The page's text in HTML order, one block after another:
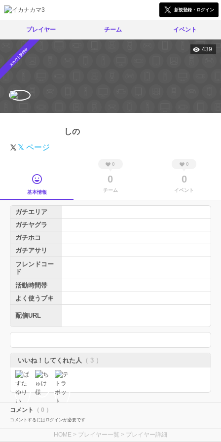
新規登録・ログイン
プレイヤー チーム イベント
スカウト受付中 439
しの
𝕏 ページ
基本情報
0
0
チーム
0
0
イベント
ガチエリア
ガチヤグラ
ガチホコ
ガチアサリ
フレンドコー
ド
活動時間帯
よく使うブキ
配信URL
いいね！してくれた人 （ 3 ）
コメント （ 0 ）
コメントするにはログインが必要です
HOME > プレイヤー一覧 > プレイヤー詳細